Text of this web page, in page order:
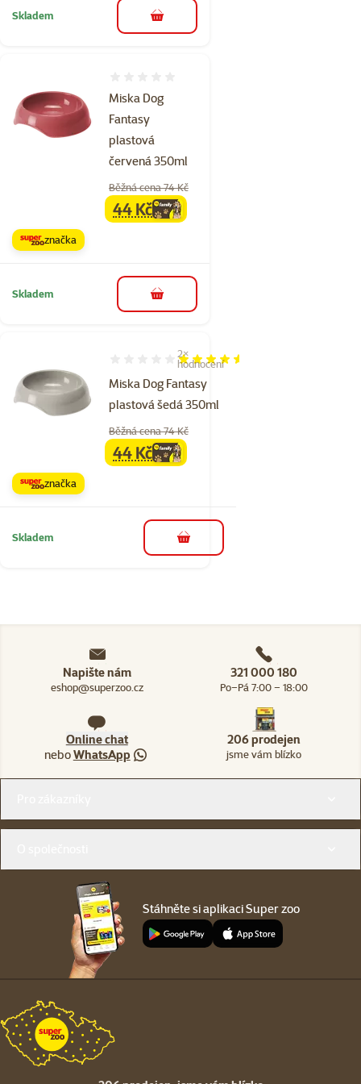
Skladem do košíku
Miska Dog
Fantasy
plastová
červená 350ml
Běžná cena 74 Kč
familycena
44 Kč
značka
Skladem do košíku
Miska Dog Fantasy
plastová šedá 350ml
Hodnocení 90%, počet hodnocení: 2
2×
hodnocení
Běžná cena 74 Kč
familycena
44 Kč
značka
Skladem do košíku
Napište nám
eshop@superzoo.cz
321 000 180
Po–Pá 7:00 – 18:00
Online chat
neboWhatsApp
206 prodejen
jsme vám blízko
Stáhněte si aplikaci Super zoo